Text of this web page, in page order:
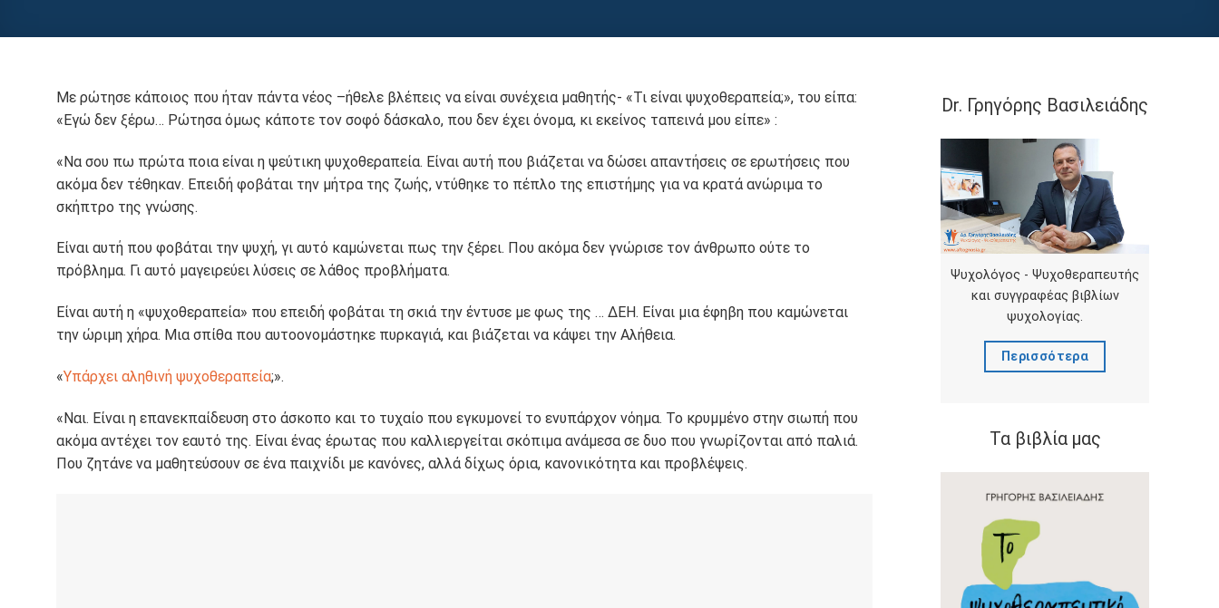
Με ρώτησε κάποιος που ήταν πάντα νέος –ήθελε βλέπεις να είναι συνέχεια μαθητής- «Τι είναι ψυχοθεραπεία;», του είπα:
«Εγώ δεν ξέρω… Ρώτησα όμως κάποτε τον σοφό δάσκαλο, που δεν έχει όνομα, κι εκείνος ταπεινά μου είπε» :
«Να σου πω πρώτα ποια είναι η ψεύτικη ψυχοθεραπεία. Είναι αυτή που βιάζεται να δώσει απαντήσεις σε ερωτήσεις που
ακόμα δεν τέθηκαν. Επειδή φοβάται την μήτρα της ζωής, ντύθηκε το πέπλο της επιστήμης για να κρατά ανώριμα το
σκήπτρο της γνώσης.
Είναι αυτή που φοβάται την ψυχή, γι αυτό καμώνεται πως την ξέρει. Που ακόμα δεν γνώρισε τον άνθρωπο ούτε το
πρόβλημα. Γι αυτό μαγειρεύει λύσεις σε λάθος προβλήματα.
Είναι αυτή η «ψυχοθεραπεία» που επειδή φοβάται τη σκιά την έντυσε με φως της … ΔΕΗ. Είναι μια έφηβη που καμώνεται
την ώριμη χήρα. Μια σπίθα που αυτοονομάστηκε πυρκαγιά, και βιάζεται να κάψει την Αλήθεια.
«Υπάρχει αληθινή ψυχοθεραπεία;».
«Ναι. Είναι η επανεκπαίδευση στο άσκοπο και το τυχαίο που εγκυμονεί το ενυπάρχον νόημα. Το κρυμμένο στην σιωπή που
ακόμα αντέχει τον εαυτό της. Είναι ένας έρωτας που καλλιεργείται σκόπιμα ανάμεσα σε δυο που γνωρίζονται από παλιά.
Που ζητάνε να μαθητεύσουν σε ένα παιχνίδι με κανόνες, αλλά δίχως όρια, κανονικότητα και προβλέψεις.
Dr. Γρηγόρης Βασιλειάδης
Ψυχολόγος - Ψυχοθεραπευτής
και συγγραφέας βιβλίων
ψυχολογίας.
Περισσότερα
Τα βιβλία μας